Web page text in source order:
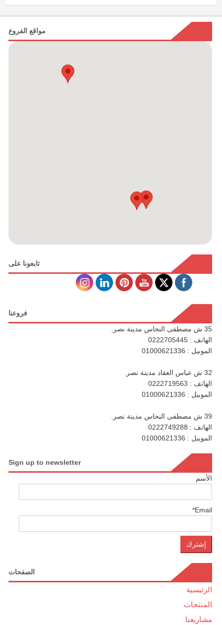
مواقع الفروع
تابعونا على
فروعنا
35 ش مصطفى النحاس مدينة نصر.
الهاتف : 0222705445
الموبيل : 01000621336
32 ش عباس العقاد مدينة نصر.
الهاتف : 0222719563
الموبيل : 01000621336
39 ش مصطفى النحاس مدينة نصر.
الهاتف : 0222749288
الموبيل : 01000621336
Sign up to newsletter
الأسم
Email*
الصفحات
الرئيسية
المنتجات
مشاريعنا